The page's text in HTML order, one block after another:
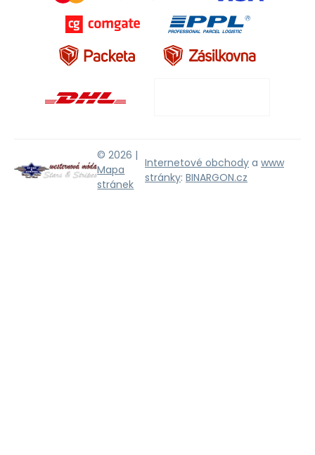
© 2026 |
Mapa
stránek
Internetové obchody a www
stránky: BINARGON.cz